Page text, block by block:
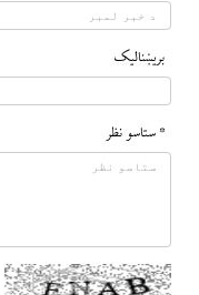
بريښناليک
* ستاسو نظر